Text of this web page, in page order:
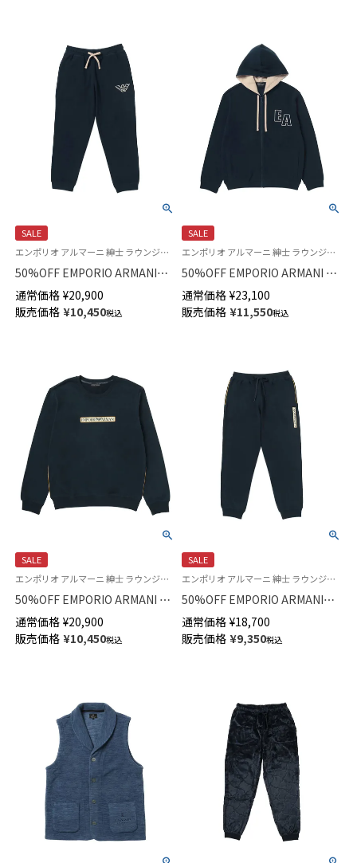
SALE
エンポリオ アルマーニ 紳士 ラウンジウェア
50%OFF EMPORIO ARMANI
CORDUROY LONG PANTS コー
デュロイ フリース スウェット
パンツ ラウンジウェア EUサイ
通常価格 ¥20,900
販売価格 ¥10,450税込
SALE
エンポリオ アルマーニ 紳士 ラウンジウェア パーカー CORDUROY FLEECE FZ HOODIE
50%OFF EMPORIO ARMANI コ
ーデュロイ フリース フーディ
ージャケット 前開き ジップア
ップ メンズ EUサイズ
通常価格 ¥23,100
販売価格 ¥11,550税込
SALE
エンポリオ アルマーニ 紳士 ラウンジウェア
50%OFF EMPORIO ARMANI コ
ットン100% BRUSHED TERRY
PO クルーネック 長袖 スウェッ
トシャツ メンズ EUサイズ
通常価格 ¥20,900
販売価格 ¥10,450税込
SALE
エンポリオ アルマーニ 紳士 ラウンジウェア
50%OFF EMPORIO ARMANI
BRUSHED TERRY コットン
100% スウェット パンツ ラウン
ジウェア EUサイズ メンズ
通常価格 ¥18,700
販売価格 ¥9,350税込